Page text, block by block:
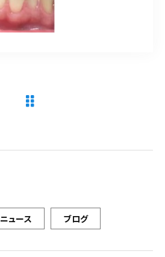
ニュース ブログ
ご予約はこちら